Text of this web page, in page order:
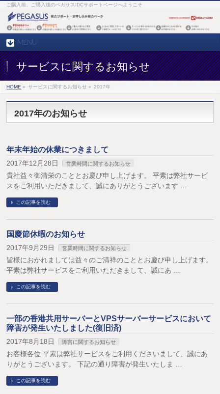
ご購入前、ご購入後のペガサスIDCサポートページへようこそ
MENU
サービスに関するお知らせ
HOME » サービスに関するお知らせ » 2017年
2017年のお知らせ
年末年始の休業につきまして
2017年12月28日 営業時間に関するお知らせ
貴社益々御清栄のこととお慶び申し上げます。 平素は弊社サービ
スをご利用いただきまして、誠にありがとうございます …
この記事を読む
国慶節休暇のお知らせ
2017年9月29日 営業時間に関するお知らせ
皆様におかれましては益々のご清祥のこととお慶び申し上げます。
平素は弊社サービスをご利用いただきまして、誠にあ …
この記事を読む
一部の香港共用サーバーとVPSサーバーサービスにおいて
障害が発生いたしました(復旧済)
2017年8月18日 障害に関するお知らせ
お客様各位 平素は弊社サービスをご利用くださいまして、誠にあ
りがとうございます。 下記の通り障害が発生いたしま …
この記事を読む